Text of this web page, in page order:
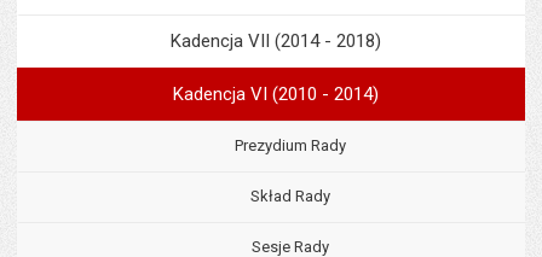
Kadencja VII (2014 - 2018)
Kadencja VI (2010 - 2014)
Prezydium Rady
Skład Rady
Sesje Rady